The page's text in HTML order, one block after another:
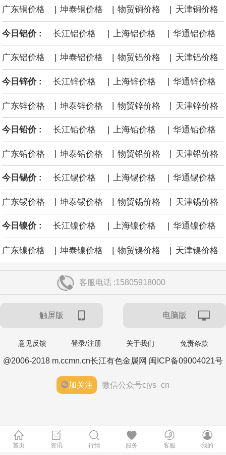
将放弃位于纽约湾、加州近海和路易斯安那州近海的海上风电租赁
权益。
据广钢气体消息，8月6日，广钢气体与韩国头部工业气体服务商
AirFirst正式签署实质性长期战略合作协议。双方将建立常态化技术
共创与市场联动机制，围绕广钢气体自研的“Super-N”超高纯制氮解
决方案开展联合迭代与场景优化，针对韩国先进半导体制程标准持
续打磨定制化供气体系，推动技术方案在海外高端产线完成验证与
规模化交付。
央行今日开展10亿元7天逆回购操作，投标量10亿元，中标量10亿
元，操作利率为1.40%，与此前持平。
央行公开市场今日净回笼1,330.0亿元人民币。
时出现黑屏，导致转向灯、危险警示灯以及部分提示音功能失效。
韩国经济日报援引不愿具名的业内人士消息，LG 集团会长具光谟下
在首尔会晤，并宣布在机器人、人工智能基础设施、自动驾驶等领
广东铜价格 | 坤泰铜价格 | 物贸铜价格 | 天津铜价格
今日铝价 : 长江铝价格 上海铝价格 华通铝价格
广东铝价格 | 坤泰铝价格 | 物贸铝价格 | 天津铝价格
今日锌价 : 长江锌价格 上海锌价格 华通锌价格
广东锌价格 | 坤泰锌价格 | 物贸锌价格 | 天津锌价格
今日铅价 : 长江铅价格 | 上海铅价格 | 华通铅价格
广东铅价格 坤泰铅价格 物贸铅价格 天津铅价格
今日锡价 : 长江锡价格 | 上海锡价格 | 华通锡价格
广东锡价格 坤泰锡价格 物贸锡价格 天津锡价格
今日镍价 : 长江镍价格 | 上海镍价格 | 华通镍价格
广东镍价格 | 坤泰镍价格 | 物贸镍价格 | 天津镍价格
客服电话 :15805918000
触屏版 电脑版
意见反馈 登录/注册 关于我们 免责条款
@2006-2018 m.ccmn.cn长江有色金属网 闽ICP备09004021号
加关注 微信公众号cjys_cn
首页 资讯 行情 服务 客服 我的